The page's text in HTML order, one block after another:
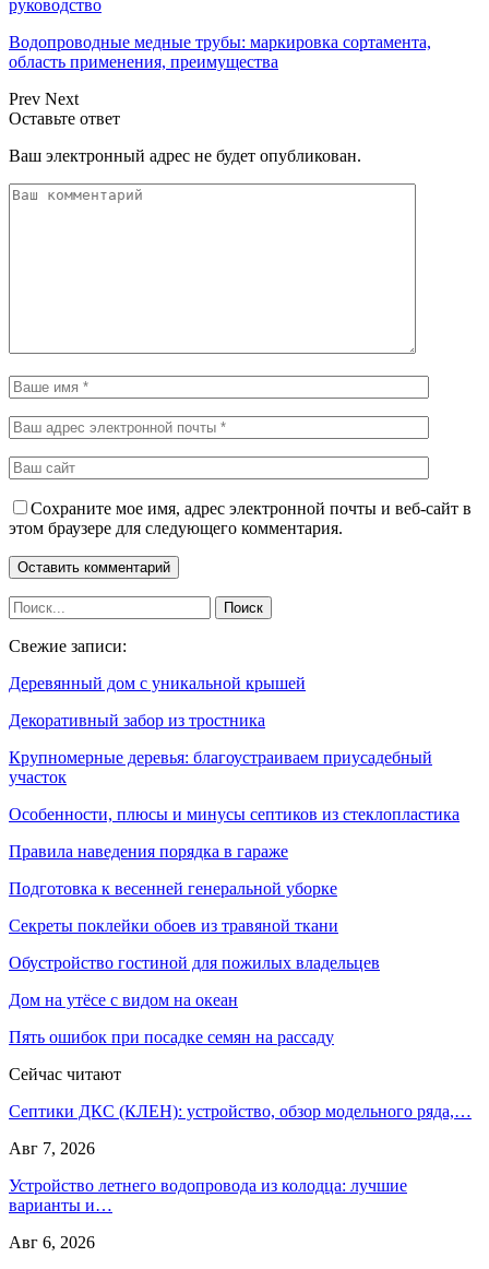
руководство
Водопроводные медные трубы: маркировка сортамента,
область применения, преимущества
Prev Next
Оставьте ответ
Ваш электронный адрес не будет опубликован.
Сохраните мое имя, адрес электронной почты и веб-сайт в
этом браузере для следующего комментария.
Свежие записи:
Деревянный дом с уникальной крышей
Декоративный забор из тростника
Крупномерные деревья: благоустраиваем приусадебный
участок
Особенности, плюсы и минусы септиков из стеклопластика
Правила наведения порядка в гараже
Подготовка к весенней генеральной уборке
Секреты поклейки обоев из травяной ткани
Обустройство гостиной для пожилых владельцев
Дом на утёсе с видом на океан
Пять ошибок при посадке семян на рассаду
Сейчас читают
Септики ДКС (КЛЕН): устройство, обзор модельного ряда,…
Авг 7, 2026
Устройство летнего водопровода из колодца: лучшие
варианты и…
Авг 6, 2026